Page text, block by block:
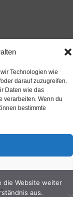
Technologien wie
darauf zuzugreifen.
Daten wie das
verarbeiten. Wenn du
bestimmte
die Website weiter
aus.